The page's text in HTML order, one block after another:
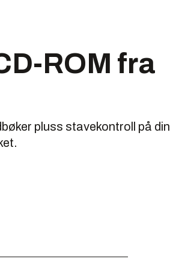
ROM fra
pluss stavekontroll på din